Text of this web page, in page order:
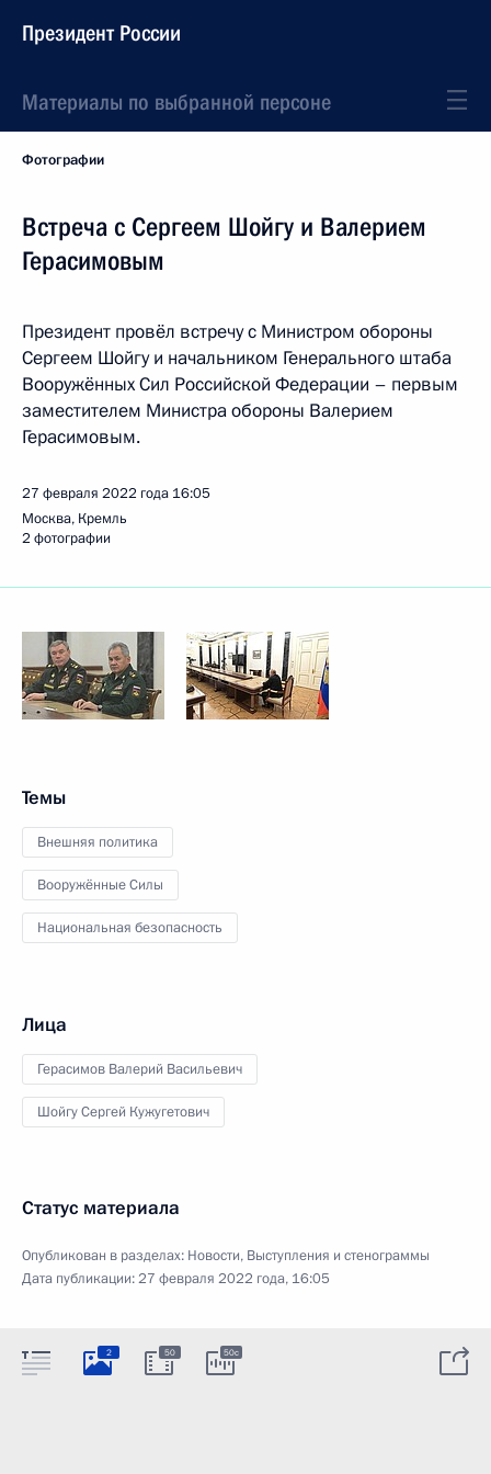
Президент России
Материалы по выбранной персоне
Фотографии
Встреча с Сергеем Шойгу и Валерием
Герасимовым
Президент провёл встречу с Министром обороны
Сергеем Шойгу и начальником Генерального штаба
Вооружённых Сил Российской Федерации – первым
заместителем Министра обороны Валерием
Герасимовым.
27 февраля 2022 года 16:05
Москва, Кремль
2 фотографии
Темы
Внешняя политика
Вооружённые Силы
Национальная безопасность
Лица
Герасимов Валерий Васильевич
Шойгу Сергей Кужугетович
Статус материала
Опубликован в разделах: Новости, Выступления и стенограммы
Дата публикации:27 февраля 2022 года, 16:05
2 50 50c